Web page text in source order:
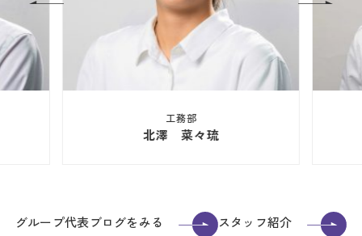
工務部
北澤 菜々琉
グループ代表ブログをみる スタッフ紹介